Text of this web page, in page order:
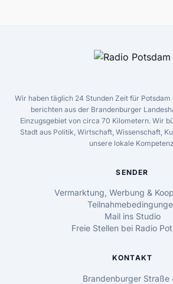
Wir haben täglich 24 Stunden Zeit für
berichten aus der Brandenburger
Einzugsgebiet von circa 70 Kilometern. Wir
Stadt aus Politik, Wirtschaft, Wissenschaft,
unsere lokale
SENDER
Vermarktung, Werbung &
Mail ins Studio
Freie Stellen bei Radio
KONTAKT
Brandenburger Straße